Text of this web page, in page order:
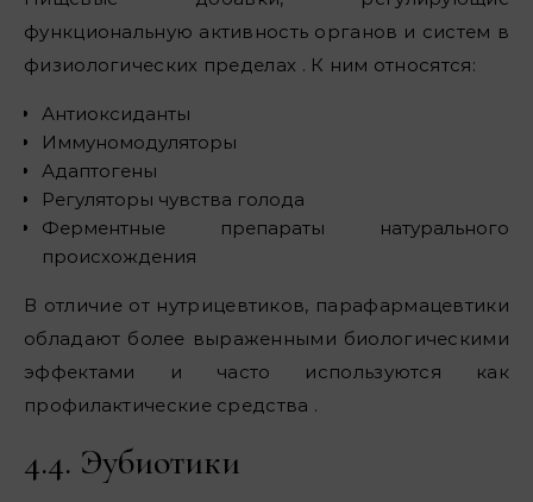
функциональную активность органов и систем в
физиологических пределах . К ним относятся:
Антиоксиданты
Иммуномодуляторы
Адаптогены
Регуляторы чувства голода
Ферментные препараты натурального
происхождения
В отличие от нутрицевтиков, парафармацевтики
обладают более выраженными биологическими
эффектами и часто используются как
профилактические средства .
4.4. Эубиотики